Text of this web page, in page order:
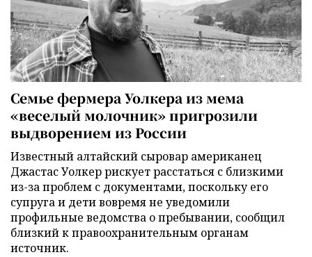
Семье фермера Уолкера из мема
«веселый молочник» пригрозили
выдворением из России
Известный алтайский сыровар американец
Джастас Уолкер рискует расстаться с близкими
из-за проблем с документами, поскольку его
супруга и дети вовремя не уведомили
профильные ведомства о пребывании, сообщил
близкий к правоохранительным органам
источник.